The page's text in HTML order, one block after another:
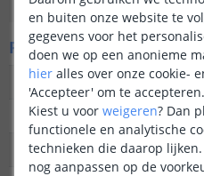
Garantie 2 jaar
Fysieke kenmerken
Vormgeving/stijl
Modern
Materiaal
RVS Gecoat
Kleur
Zwart
en buiten onze website te
gegevens voor het
doen we op een anonieme
hier alles over onze cookie-
'Accepteer' om te accepteren.
Kiest u voor weigeren? Dan
functionele en analytische
technieken die daarop
nog aanpassen op de